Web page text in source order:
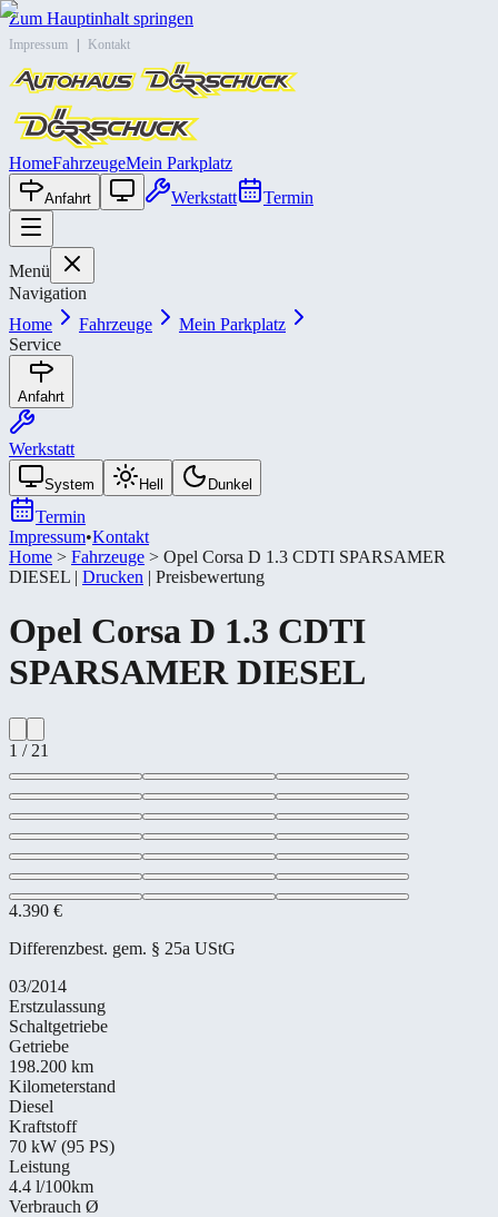
Zum Hauptinhalt springen
Impressum Kontakt
HomeFahrzeugeMein Parkplatz
Anfahrt Werkstatt Termin
Menü
Navigation
Home
Fahrzeuge
Mein Parkplatz
Service
Anfahrt
Werkstatt
System Hell Dunkel
Termin
Impressum•Kontakt
Home > Fahrzeuge > Opel Corsa D 1.3 CDTI SPARSAMER
DIESEL | Drucken | Preisbewertung
Opel Corsa D 1.3 CDTI
SPARSAMER DIESEL
1 / 21
4.390 €
Differenzbest. gem. § 25a UStG
03/2014
Erstzulassung
Schaltgetriebe
Getriebe
198.200 km
Kilometerstand
Diesel
Kraftstoff
70 kW (95 PS)
Leistung
4.4 l/100km
Verbrauch Ø